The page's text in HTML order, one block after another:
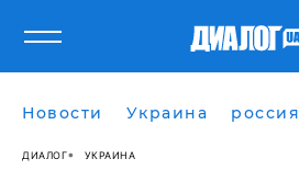
Новости Украина россия
ДИАЛОГ УКРАИНА